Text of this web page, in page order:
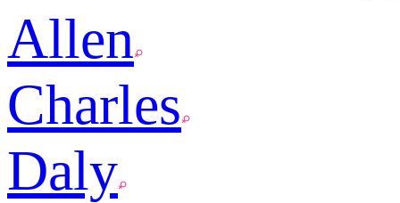
Allen
Charles
Daly